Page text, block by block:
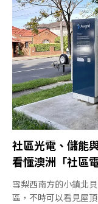
社區光電、儲能
看懂澳洲「社區電
雪梨西南方的小鎮北
區，不時可以看見屋